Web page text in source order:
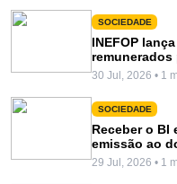
SOCIEDADE
INEFOP
30 Jul, 2026 • 1
SOCIEDADE
Receber o BI
emissão ao
29 Jul, 2026 • 1